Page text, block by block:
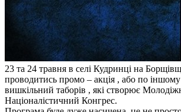
23 та 24 травня в селі Кудринці на
проводитись промо – акція , або по іншому
вишкільний таборів , які створює
Націоналістичний Конгрес.